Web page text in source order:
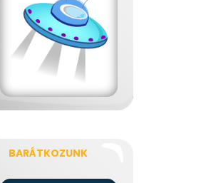
BARÁTKOZUNK